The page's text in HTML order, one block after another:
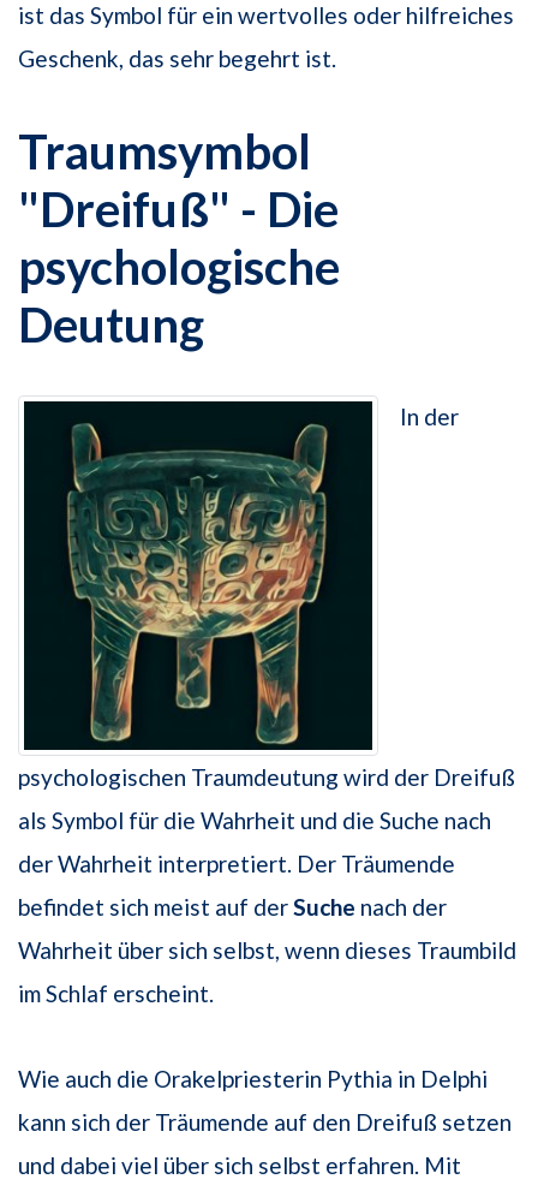
ist das Symbol für ein wertvolles oder hilfreiches
Geschenk, das sehr begehrt ist.
Traumsymbol
"Dreifuß" - Die
psychologische
Deutung
In der
psychologischen Traumdeutung wird der Dreifuß
als Symbol für die Wahrheit und die Suche nach
der Wahrheit interpretiert. Der Träumende
befindet sich meist auf derSuche nach der
Wahrheit über sich selbst, wenn dieses Traumbild
im Schlaf erscheint.
Wie auch die Orakelpriesterin Pythia in Delphi
kann sich der Träumende auf den Dreifuß setzen
und dabei viel über sich selbst erfahren. Mit